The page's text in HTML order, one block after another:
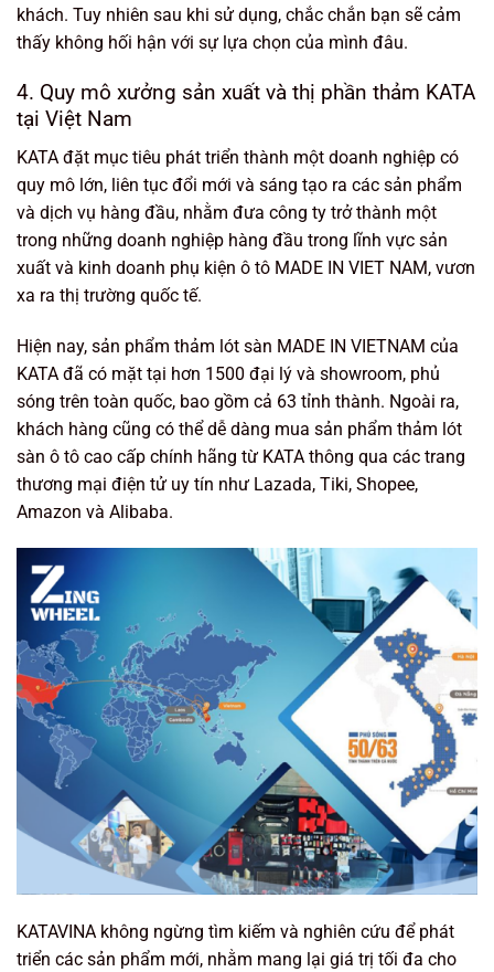
khách. Tuy nhiên sau khi sử dụng, chắc chắn bạn sẽ cảm
thấy không hối hận với sự lựa chọn của mình đâu.
4. Quy mô xưởng sản xuất và thị phần thảm KATA
tại Việt Nam
KATA đặt mục tiêu phát triển thành một doanh nghiệp có
quy mô lớn, liên tục đổi mới và sáng tạo ra các sản phẩm
và dịch vụ hàng đầu, nhằm đưa công ty trở thành một
trong những doanh nghiệp hàng đầu trong lĩnh vực sản
xuất và kinh doanh phụ kiện ô tô MADE IN VIET NAM, vươn
xa ra thị trường quốc tế.
Hiện nay, sản phẩm thảm lót sàn MADE IN VIETNAM của
KATA đã có mặt tại hơn 1500 đại lý và showroom, phủ
sóng trên toàn quốc, bao gồm cả 63 tỉnh thành. Ngoài ra,
khách hàng cũng có thể dễ dàng mua sản phẩm thảm lót
sàn ô tô cao cấp chính hãng từ KATA thông qua các trang
thương mại điện tử uy tín như Lazada, Tiki, Shopee,
Amazon và Alibaba.
KATAVINA không ngừng tìm kiếm và nghiên cứu để phát
triển các sản phẩm mới, nhằm mang lại giá trị tối đa cho